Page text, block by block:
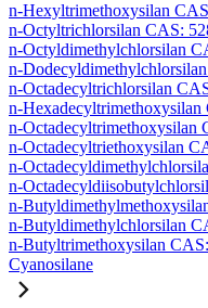
n-Hexyltrimethoxysilan
n-Octyltrichlorsilan CAS:
n-Octyldimethylchlorsilan
n-
n-Octadecyltrichlorsilan
n-
n-Octadecyltrimethoxysilan
n-Octadecyltriethoxysilan
n-
n-
n-
n-Butyldimethylchlorsilan
n-Butyltrimethoxysilan
Cyanosilane